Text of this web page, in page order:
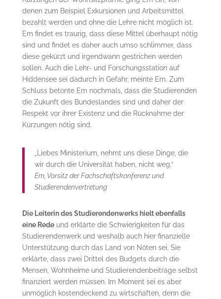
denen zum Beispiel Exkursionen und Arbeitsmittel
bezahlt werden und ohne die Lehre nicht möglich ist.
Em findet es traurig, dass diese Mittel überhaupt nötig
sind und findet es daher auch umso schlimmer, dass
diese gekürzt und irgendwann gestrichen werden
sollen. Auch die Lehr- und Forschungsstation auf
Hiddensee sei dadurch in Gefahr, meinte Em. Zum
Schluss betonte Em nochmals, dass die Studierenden
die Zukunft des Bundeslandes sind und daher der
Respekt vor ihrer Existenz und die Rücknahme der
Kürzungen nötig sind.
„Liebes Ministerium, nehmt uns diese Dinge, die
wir durch die Universität haben, nicht weg.“
Em, Vorsitz der Fachschaftskonferenz und
Studierendenvertretung
Die Leiterin des Studierendenwerks hielt ebenfalls
eine Redeund erklärte die Schwierigkeiten für das
Studierendenwerk und weshalb auch hier finanzielle
Unterstützung durch das Land von Nöten sei. Sie
erklärte, dass zwei Drittel des Budgets durch die
Mensen, Wohnheime und Studierendenbeiträge selbst
finanziert werden müssen. Im Moment sei es aber
unmöglich kostendeckend zu wirtschaften, denn die